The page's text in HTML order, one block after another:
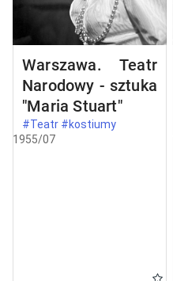
Warszawa. Teatr
Narodowy - sztuka
"Maria Stuart"
#Teatr #kostiumy
1955/07